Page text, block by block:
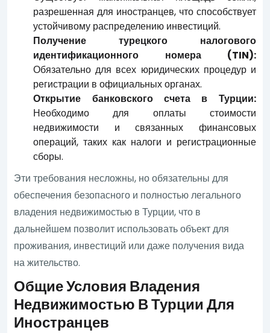
разрешенная для иностранцев, что способствует
устойчивому распределению инвестиций.
Получение турецкого налогового
идентификационного номера (TIN):
Обязательно для всех юридических процедур и
регистрации в официальных органах.
Открытие банковского счета в Турции:
Необходимо для оплаты стоимости
недвижимости и связанных финансовых
операций, таких как налоги и регистрационные
сборы.
Эти требования несложны, но обязательны для
обеспечения безопасного и полностью легального
владения недвижимостью в Турции, что в
дальнейшем позволит использовать объект для
проживания, инвестиций или даже получения вида
на жительство.
Общие Условия Владения
Недвижимостью В Турции Для
Иностранцев